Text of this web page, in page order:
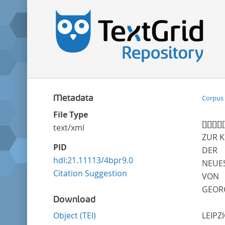
Metadata
File Type
text/xml
PID
hdl:21.11113/4bpr9.0
Citation Suggestion
Download
Object (TEI)
[][][][]
ZUR
DER
VON